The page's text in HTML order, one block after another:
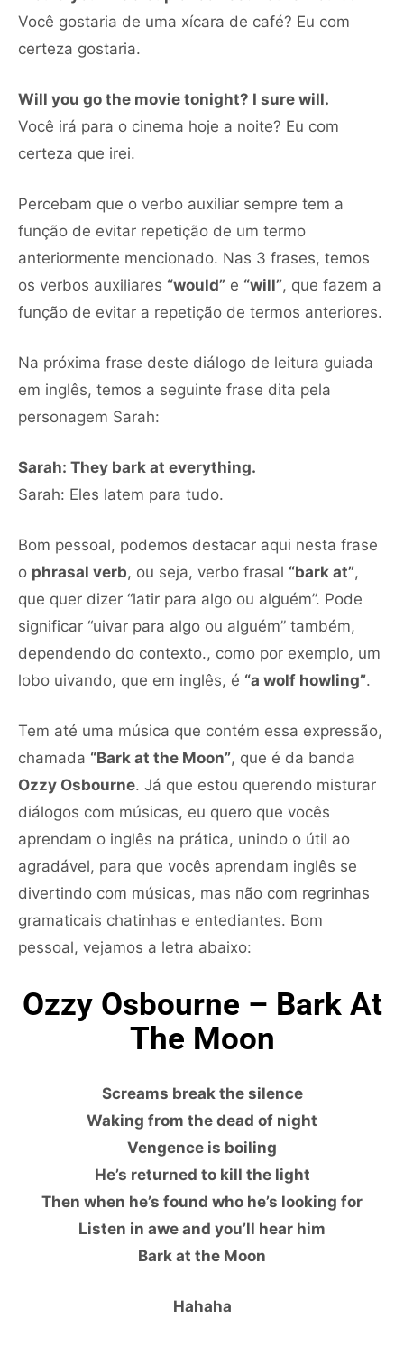
Você gostaria de uma xícara de café? Eu com
certeza gostaria.
Will you go the movie tonight? I sure will.
Você irá para o cinema hoje a noite? Eu com
certeza que irei.
Percebam que o verbo auxiliar sempre tem a
função de evitar repetição de um termo
anteriormente mencionado. Nas 3 frases, temos
os verbos auxiliares “would” e “will”, que fazem a
função de evitar a repetição de termos anteriores.
Na próxima frase deste diálogo de leitura guiada
em inglês, temos a seguinte frase dita pela
personagem Sarah:
Sarah: They bark at everything.
Sarah: Eles latem para tudo.
Bom pessoal, podemos destacar aqui nesta frase
o phrasal verb, ou seja, verbo frasal “bark at”,
que quer dizer “latir para algo ou alguém”. Pode
significar “uivar para algo ou alguém” também,
dependendo do contexto., como por exemplo, um
lobo uivando, que em inglês, é “a wolf howling”.
Tem até uma música que contém essa expressão,
chamada “Bark at the Moon”, que é da banda
Ozzy Osbourne. Já que estou querendo misturar
diálogos com músicas, eu quero que vocês
aprendam o inglês na prática, unindo o útil ao
agradável, para que vocês aprendam inglês se
divertindo com músicas, mas não com regrinhas
gramaticais chatinhas e entediantes. Bom
pessoal, vejamos a letra abaixo:
Ozzy Osbourne – Bark At
The Moon
Screams break the silence
Waking from the dead of night
Vengence is boiling
He’s returned to kill the light
Then when he’s found who he’s looking for
Listen in awe and you’ll hear him
Bark at the Moon
Hahaha